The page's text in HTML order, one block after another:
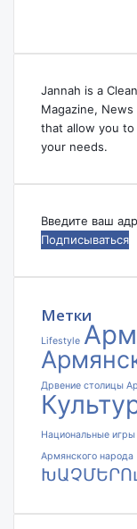
Jannah is a
Magazine,
that allow you
your needs.
Введите
ваш
электронной
Метки
Lifestyle
Дрвение столицы
Национальные игры
Армянского народа